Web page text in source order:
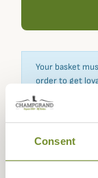
Consent
Your basket
order to get